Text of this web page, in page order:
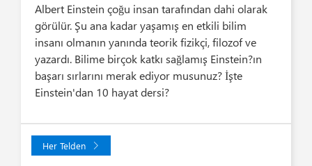
Albert Einstein çoğu insan tarafından dahi olarak
görülür. Şu ana kadar yaşamış en etkili bilim
insanı olmanın yanında teorik fizikçi, filozof ve
yazardı. Bilime birçok katkı sağlamış Einstein?ın
başarı sırlarını merak ediyor musunuz? İşte
Einstein'dan 10 hayat dersi?
Her Telden